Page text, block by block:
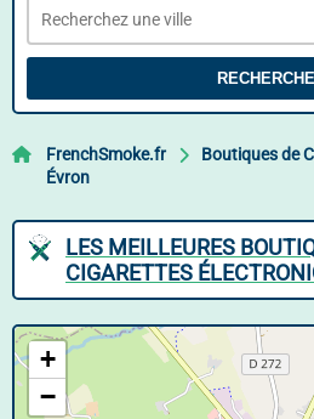
FrenchSmoke.fr
Boutiques de
Évron
LES MEILLEURES
CIGARETTES
+
−